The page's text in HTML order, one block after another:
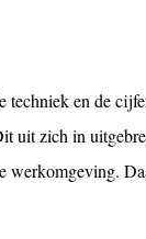
techniek en de
uit zich in
werkomgeving.